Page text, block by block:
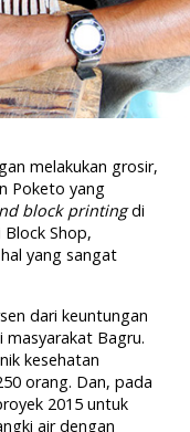
melakukan grosir,
Poketo yang
block printingdi
Shop,
yang sangat
dari keuntungan
Bagru.
kesehatan
orang. Dan, pada
2015 untuk
air dengan